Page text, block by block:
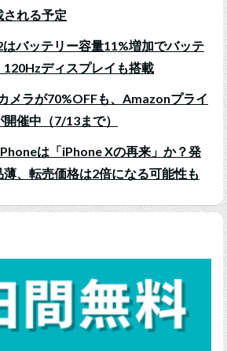
れる予定
バッテリー容量11%増加でバッテ
120Hzディスプレイも搭載
メラが70%OFFも、Amazonプライ
催中（7/13まで）
は「iPhone Xの再来」か？発
、転売価格は2倍になる可能性も